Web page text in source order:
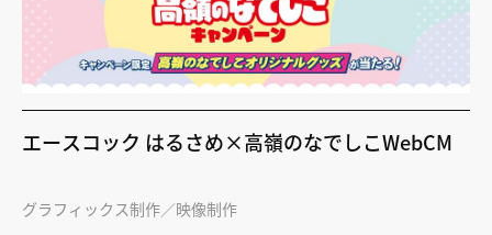
エースコック はるさめ×高嶺のなでしこWebCM
グラフィックス制作 映像制作